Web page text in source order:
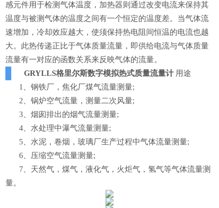
感元件用于检测气体温度，加热器则通过改变电流来保持其
温度与被测气体的温度之间有一个恒定的温度差。当气体流
速增加，冷却效应越大，使须保持热电阻间恒温的电流也越
大。此热传递正比于气体质量流量，即供给电流与气体质量
流量有一对应的函数关系来反映气体的流量。
GRYLLS格里尔斯数字模拟热式质量流量计用途
1、钢铁厂，焦化厂煤气流量测量;
2、锅炉空气流量，测量二次风量;
3、烟囱排出的烟气流量测量;
4、水处理中瀑气流量测量;
5、水泥，卷烟，玻璃厂生产过程中气体流量测量;
6、压缩空气流量测量;
7、天然气，煤气，液化气，火炬气，氢气等气体流量测
量。